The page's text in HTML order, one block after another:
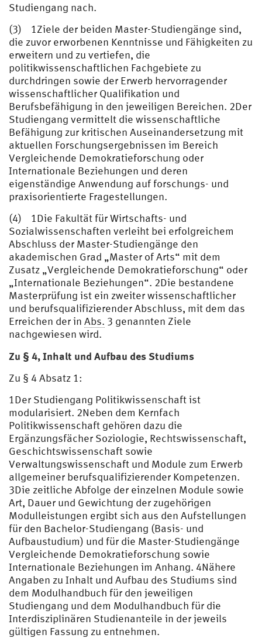
Studiengang nach.
(3) 1Ziele der beiden Master-Studiengänge sind,
die zuvor erworbenen Kenntnisse und Fähigkeiten zu
erweitern und zu vertiefen, die
politikwissenschaftlichen Fachgebiete zu
durchdringen sowie der Erwerb hervorragender
wissenschaftlicher Qualifikation und
Berufsbefähigung in den jeweiligen Bereichen. 2Der
Studiengang vermittelt die wissenschaftliche
Befähigung zur kritischen Auseinandersetzung mit
aktuellen Forschungsergebnissen im Bereich
Vergleichende Demokratieforschung oder
Internationale Beziehungen und deren
eigenständige Anwendung auf forschungs- und
praxisorientierte Fragestellungen.
(4) 1Die Fakultät für Wirtschafts- und
Sozialwissenschaften verleiht bei erfolgreichem
Abschluss der Master-Studiengänge den
akademischen Grad „Master of Arts“ mit dem
Zusatz „Vergleichende Demokratieforschung“ oder
„Internationale Beziehungen“. 2Die bestandene
Masterprüfung ist ein zweiter wissenschaftlicher
und berufsqualifizierender Abschluss, mit dem das
Erreichen der in Abs. 3 genannten Ziele
nachgewiesen wird.
Zu § 4, Inhalt und Aufbau des Studiums
Zu § 4 Absatz 1:
1Der Studiengang Politikwissenschaft ist
modularisiert. 2Neben dem Kernfach
Politikwissenschaft gehören dazu die
Ergänzungsfächer Soziologie, Rechtswissenschaft,
Geschichtswissenschaft sowie
Verwaltungswissenschaft und Module zum Erwerb
allgemeiner berufsqualifizierender Kompetenzen.
3Die zeitliche Abfolge der einzelnen Module sowie
Art, Dauer und Gewichtung der zugehörigen
Modulleistungen ergibt sich aus den Aufstellungen
für den Bachelor-Studiengang (Basis- und
Aufbaustudium) und für die Master-Studiengänge
Vergleichende Demokratieforschung sowie
Internationale Beziehungen im Anhang. 4Nähere
Angaben zu Inhalt und Aufbau des Studiums sind
dem Modulhandbuch für den jeweiligen
Studiengang und dem Modulhandbuch für die
Interdisziplinären Studienanteile in der jeweils
gültigen Fassung zu entnehmen.